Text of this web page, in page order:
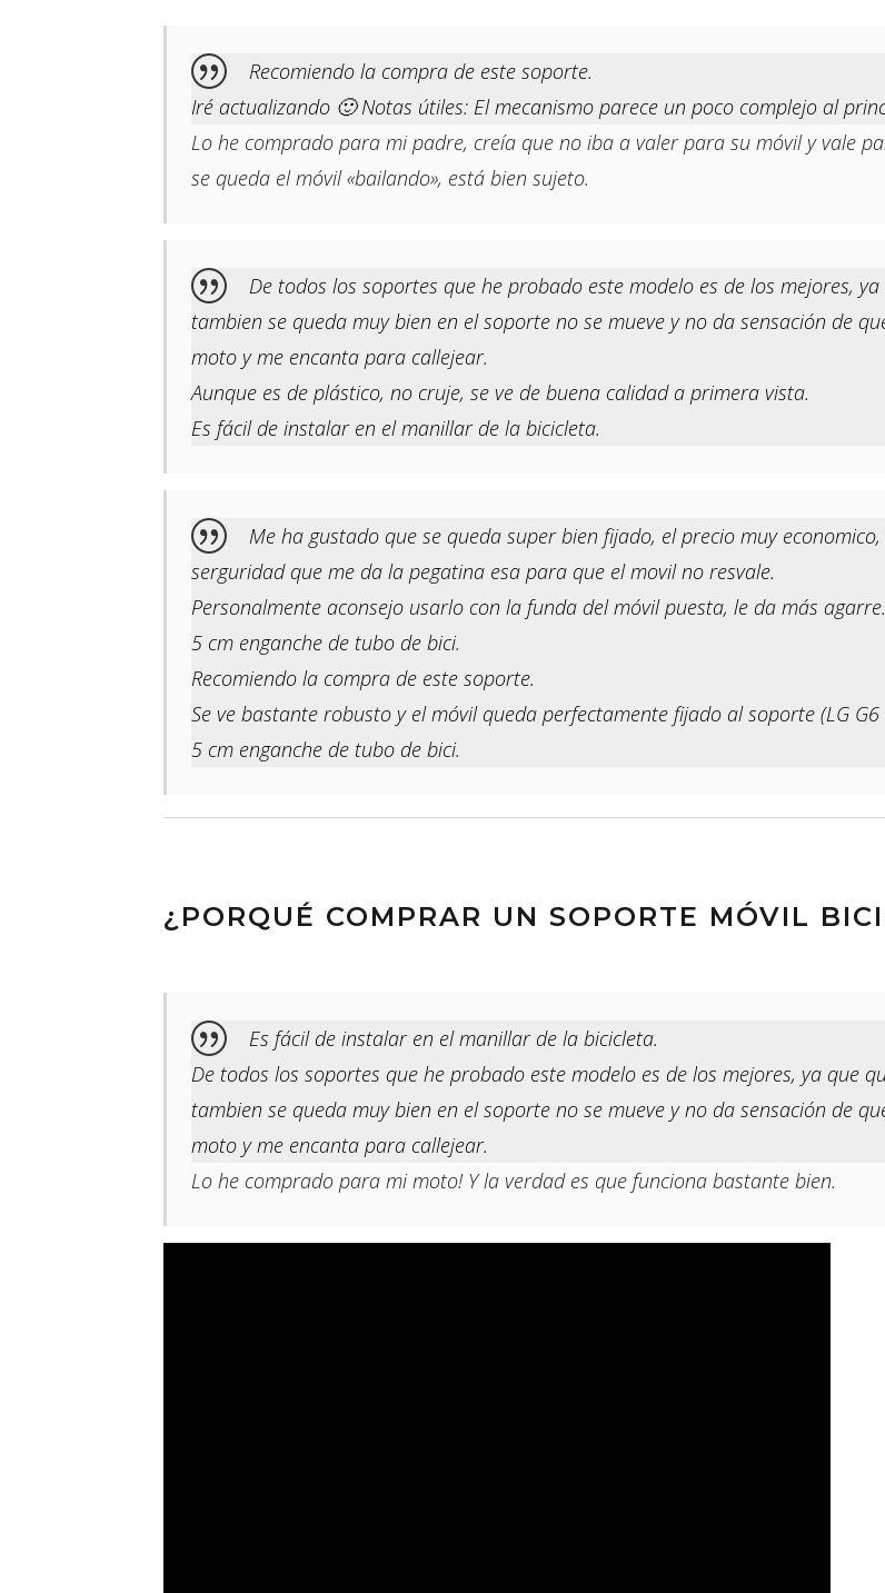
Recomiendo la compra de este soporte.
Iré actualizando 🙂 Notas útiles: El mecanismo parece un poco complejo al
Lo he comprado para mi padre, creía que no iba a valer para su móvil y vale
se queda el móvil «bailando», está bien sujeto.
De todos los soportes que he probado este modelo es de los mejores,
tambien se queda muy bien en el soporte no se mueve y no da sensación de
moto y me encanta para callejear.
Aunque es de plástico, no cruje, se ve de buena calidad a primera vista.
Es fácil de instalar en el manillar de la bicicleta.
Me ha gustado que se queda super bien fijado, el precio muy
serguridad que me da la pegatina esa para que el movil no resvale.
Personalmente aconsejo usarlo con la funda del móvil puesta, le da más agarre.
5 cm enganche de tubo de bici.
Recomiendo la compra de este soporte.
Se ve bastante robusto y el móvil queda perfectamente fijado al soporte (LG G6
5 cm enganche de tubo de bici.
¿PORQUÉ COMPRAR UN SOPORTE MÓVIL
Es fácil de instalar en el manillar de la bicicleta.
De todos los soportes que he probado este modelo es de los mejores, ya que
tambien se queda muy bien en el soporte no se mueve y no da sensación de
moto y me encanta para callejear.
Lo he comprado para mi moto! Y la verdad es que funciona bastante bien.